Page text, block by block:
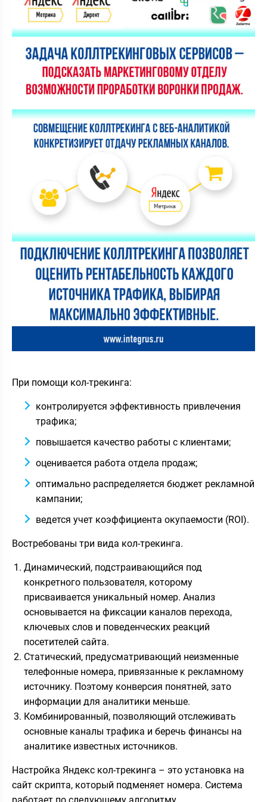
При помощи кол-трекинга:
контролируется эффективность привлечения
трафика;
повышается качество работы с клиентами;
оценивается работа отдела продаж;
оптимально распределяется бюджет рекламной
кампании;
ведется учет коэффициента окупаемости (ROI).
Востребованы три вида кол-трекинга.
Динамический, подстраивающийся под
конкретного пользователя, которому
присваивается уникальный номер. Анализ
основывается на фиксации каналов перехода,
ключевых слов и поведенческих реакций
посетителей сайта.
Статический, предусматривающий неизменные
телефонные номера, привязанные к рекламному
источнику. Поэтому конверсия понятней, зато
информации для аналитики меньше.
Комбинированный, позволяющий отслеживать
основные каналы трафика и беречь финансы на
аналитике известных источников.
Настройка Яндекс кол-трекинга – это установка на
сайт скрипта, который подменяет номера. Система
работает по следующему алгоритму.